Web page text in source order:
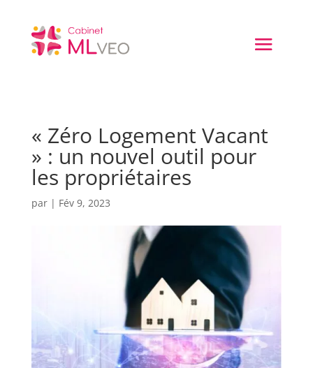
« Zéro Logement Vacant
» : un nouvel outil pour
les propriétaires
par | Fév 9, 2023